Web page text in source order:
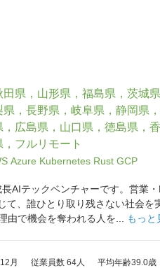
県，山形県，福島県，茨城
，長野県，岐阜県，静岡県
広島県，山口県，徳島県，
フルリモート
Azure Kubernetes Rust GCP
AIテックベンチャーです。営業
て、誰ひとり取り残さない社会
由で機会を奪われる人を...
もっと
月 従業員数 64人 平均年齢39.0歳